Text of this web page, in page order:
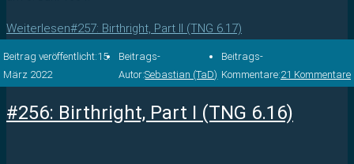
Weiterlesen#257: Birthright, Part II (TNG 6.17)
Beitrag veröffentlicht:15.
März 2022
Beitrags-
Autor:Sebastian (TaD)
Beitrags-
Kommentare:21 Kommentare
#256: Birthright, Part I (TNG 6.16)